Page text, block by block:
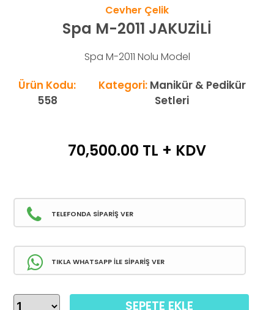
Cevher Çelik
Spa M-2011 JAKUZİLİ
Spa M-2011 Nolu Model
Ürün Kodu:
558
Kategori: Manikür & Pedikür
Setleri
70,500.00 TL + KDV
TELEFONDA SİPARİŞ VER
TIKLA WHATSAPP İLE SİPARİŞ VER
SEPETE EKLE